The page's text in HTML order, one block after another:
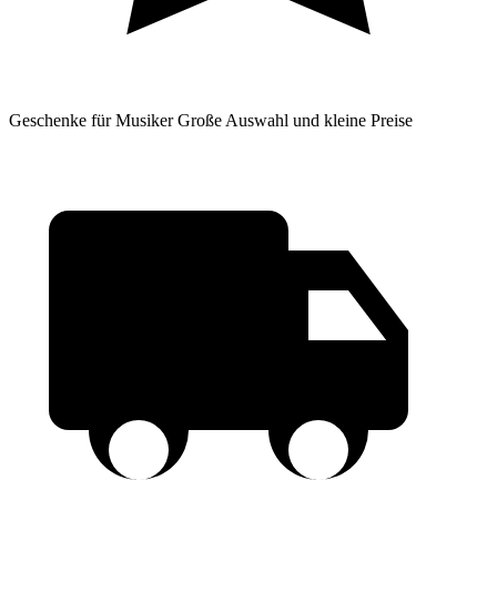
Geschenke für Musiker Große Auswahl und kleine Preise